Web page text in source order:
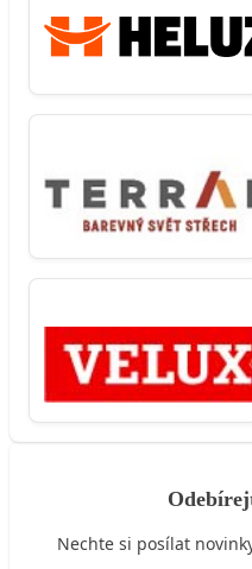
Nechte si posílat